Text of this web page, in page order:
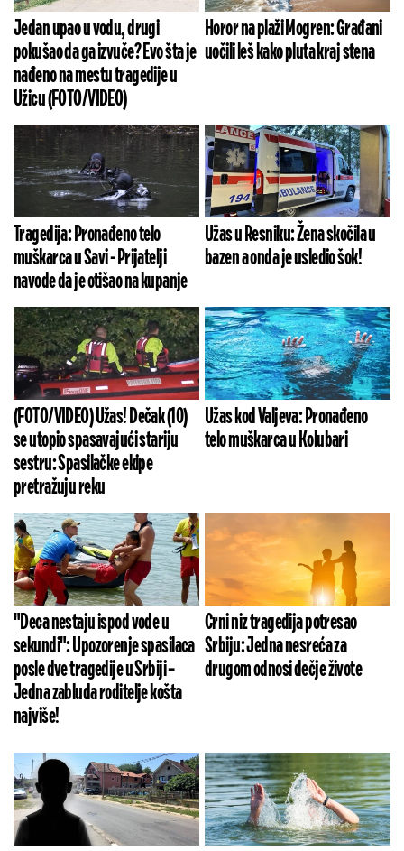
Jedan upao u vodu, drugi
pokušao da ga izvuče? Evo šta je
nađeno na mestu tragedije u
Užicu (FOTO/VIDEO)
Horor na plaži Mogren: Građani
uočili leš kako pluta kraj stena
Tragedija: Pronađeno telo
muškarca u Savi - Prijatelji
navode da je otišao na kupanje
Užas u Resniku: Žena skočila u
bazen a onda je usledio šok!
(FOTO/VIDEO) Užas! Dečak (10)
se utopio spasavajući stariju
sestru: Spasilačke ekipe
pretražuju reku
Užas kod Valjeva: Pronađeno
telo muškarca u Kolubari
"Deca nestaju ispod vode u
sekundi": Upozorenje spasilaca
posle dve tragedije u Srbiji –
Jedna zabluda roditelje košta
najviše!
Crni niz tragedija potresao
Srbiju: Jedna nesreća za
drugom odnosi dečje živote